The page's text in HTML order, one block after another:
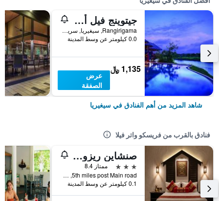
جيتوينج فيل أويانا، إيه لاكشري ريزيرف
Rangirigama, سيغيريا, سريلانكا
0.0 كيلومتر عن وسط المدينة
1,135 ﷼
عرض
الصفقة
شاهد المزيد من أهم الفنادق في سيغيريا
فنادق بالقرب من فريسكو واتر فيلا
صنشاين ريزورت آند سبا سيجيريا
3 نجوم
ممتاز 8.4
5th miles post Main road, سيغيريا, سريلانكا
0.1 كيلومتر عن وسط المدينة